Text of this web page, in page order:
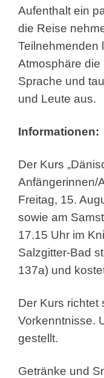
Aufenthalt ein
die Reise
Teilnehmenden
Atmosphäre
Sprache und
und Leute aus.
Informationen:
Der Kurs
Anfängerinnen/
Freitag, 15.
sowie am
17.15 Uhr im
Salzgitter-Bad
137a) und
Der Kurs richtet
Vorkenntnisse.
gestellt.
Getränke und